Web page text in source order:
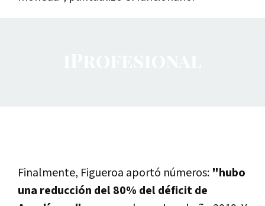
Finalmente, Figueroa aportó números: "hubo
una reducción del 80% del déficit de